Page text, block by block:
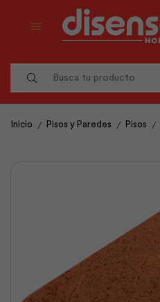
Inicio / Pisos y Paredes / Pisos /